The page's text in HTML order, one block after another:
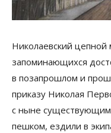
Николаевский
запоминающихся
в позапрошлом и
приказу Николая
с ныне
пешком, ездили в